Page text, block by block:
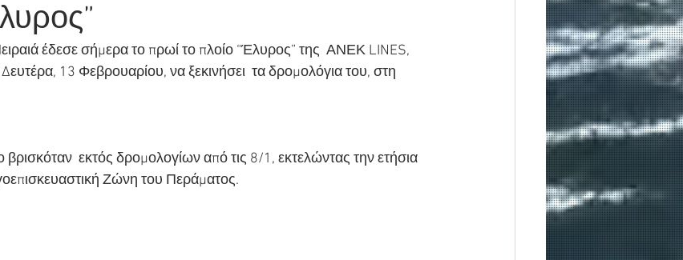
έδεσε σήμερα το πρωί το πλοίο “Έλυρος” της  ΑΝΕΚ LINES,
13 Φεβρουαρίου, να ξεκινήσει  τα δρομολόγια του, στη
βρισκόταν  εκτός δρομολογίων από τις 8/1, εκτελώντας την ετήσια
Ζώνη του Περάματος.